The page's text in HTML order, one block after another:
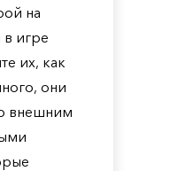
на
игре
их, как
они
внешним